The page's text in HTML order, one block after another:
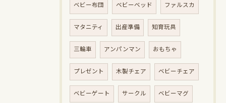
ベビー布団 ベビーベッド ファルスカ
マタニティ 出産準備 知育玩具
三輪車 アンパンマン おもちゃ
プレゼント 木製チェア ベビーチェア
ベビーゲート サークル ベビーマグ